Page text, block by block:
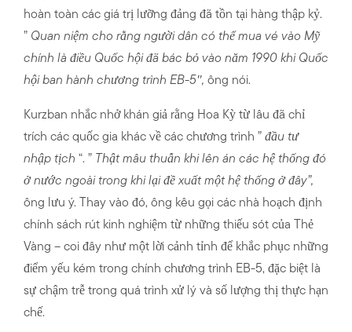
hoàn toàn các giá trị lưỡng đảng đã tồn tại hàng thập kỷ.
” Quan niệm cho rằng người dân có thể mua vé vào Mỹ
chính là điều Quốc hội đã bác bỏ vào năm 1990 khi Quốc
hội ban hành chương trình EB-5″, ông nói.
Kurzban nhắc nhở khán giả rằng Hoa Kỳ từ lâu đã chỉ
trích các quốc gia khác về các chương trình ” đầu tư
nhập tịch “. ” Thật mâu thuẫn khi lên án các hệ thống đó
ở nước ngoài trong khi lại đề xuất một hệ thống ở đây”,
ông lưu ý. Thay vào đó, ông kêu gọi các nhà hoạch định
chính sách rút kinh nghiệm từ những thiếu sót của Thẻ
Vàng – coi đây như một lời cảnh tỉnh để khắc phục những
điểm yếu kém trong chính chương trình EB-5, đặc biệt là
sự chậm trễ trong quá trình xử lý và số lượng thị thực hạn
chế.